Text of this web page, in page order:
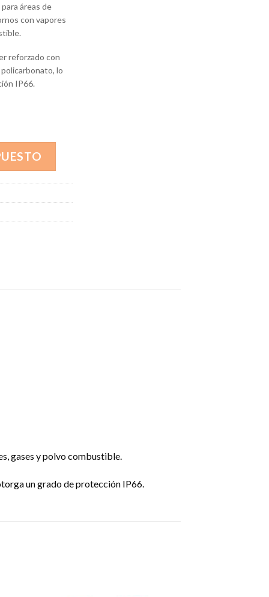
áreas de
con vapores
reforzado con
lo
IP66.
gases y polvo combustible.
un grado de protección IP66.